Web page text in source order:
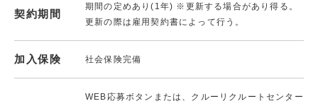
契約期間
期間の定めあり(1年) ※更新する場合があり得る。
更新の際は雇用契約書によって行う。
加入保険 社会保険完備
WEB応募ボタンまたは、クルーリクルートセンター